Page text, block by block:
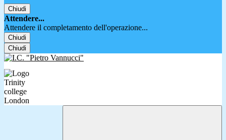
Chiudi
Attendere...
Attendere il completamento dell'operazione...
Chiudi
Chiudi